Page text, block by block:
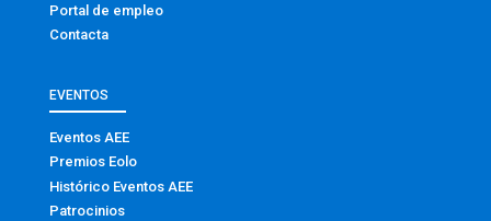
Portal de empleo
Contacta
EVENTOS
Eventos AEE
Premios Eolo
Histórico Eventos AEE
Patrocinios